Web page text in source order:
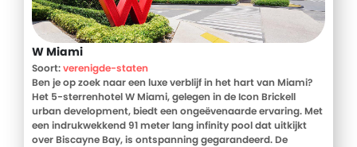
W Miami
Soort:verenigde-staten
Ben je op zoek naar een luxe verblijf in het hart van Miami?
Het 5-sterrenhotel W Miami, gelegen in de Icon Brickell
urban development, biedt een ongeëvenaarde ervaring. Met
een indrukwekkend 91 meter lang infinity pool dat uitkijkt
over Biscayne Bay, is ontspanning gegarandeerd. De